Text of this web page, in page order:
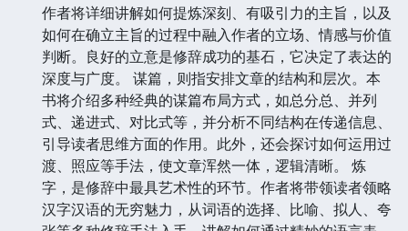
作者将详细讲解如何提炼深刻、有吸引力的主旨，以及
如何在确立主旨的过程中融入作者的立场、情感与价值
判断。良好的立意是修辞成功的基石，它决定了表达的
深度与广度。 谋篇，则指安排文章的结构和层次。本
书将介绍多种经典的谋篇布局方式，如总分总、并列
式、递进式、对比式等，并分析不同结构在传递信息、
引导读者思维方面的作用。此外，还会探讨如何运用过
渡、照应等手法，使文章浑然一体，逻辑清晰。 炼
字，是修辞中最具艺术性的环节。作者将带领读者领略
汉字汉语的无穷魅力，从词语的选择、比喻、拟人、夸